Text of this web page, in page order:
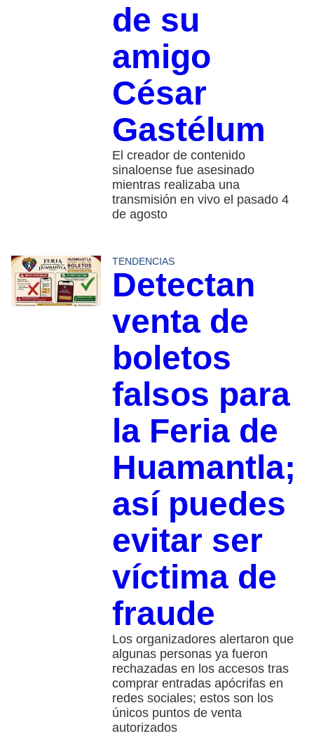
de su
amigo
César
Gastélum
El creador de contenido
sinaloense fue asesinado
mientras realizaba una
transmisión en vivo el pasado 4
de agosto
TENDENCIAS
Detectan
venta de
boletos
falsos para
la Feria de
Huamantla;
así puedes
evitar ser
víctima de
fraude
Los organizadores alertaron que
algunas personas ya fueron
rechazadas en los accesos tras
comprar entradas apócrifas en
redes sociales; estos son los
únicos puntos de venta
autorizados